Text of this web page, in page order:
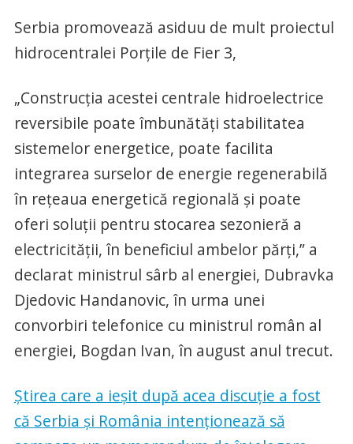
Serbia promovează asiduu de mult proiectul
hidrocentralei Porțile de Fier 3,
„Construcția acestei centrale hidroelectrice
reversibile poate îmbunătăți stabilitatea
sistemelor energetice, poate facilita
integrarea surselor de energie regenerabilă
în rețeaua energetică regională și poate
oferi soluții pentru stocarea sezonieră a
electricității, în beneficiul ambelor părți,” a
declarat ministrul sârb al energiei, Dubravka
Djedovic Handanovic, în urma unei
convorbiri telefonice cu ministrul român al
energiei, Bogdan Ivan, în august anul trecut.
Știrea care a ieșit după acea discuție a fost
că Serbia și România intenționează să